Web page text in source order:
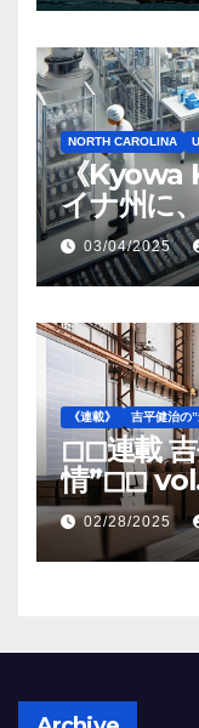
NORTH CAROLINA
《Kyowa
イナ州に
工場建設
03/04/2025
《連載》 吉平健治の
◻︎◻︎連載 吉
情”◻︎◻︎
する米国
02/28/2025